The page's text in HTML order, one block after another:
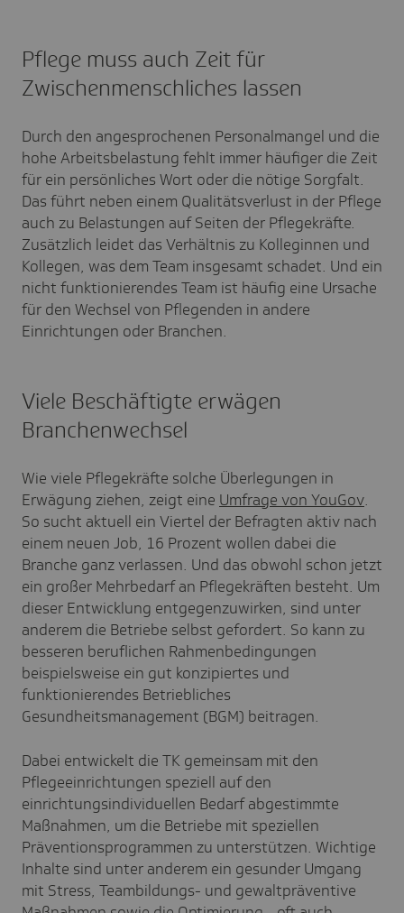
Pflege muss auch Zeit für
Zwischenmenschliches lassen
Durch den angesprochenen Personalmangel und die
hohe Arbeitsbelastung fehlt immer häufiger die Zeit
für ein persönliches Wort oder die nötige Sorgfalt.
Das führt neben einem Qualitätsverlust in der Pflege
auch zu Belastungen auf Seiten der Pflegekräfte.
Zusätzlich leidet das Verhältnis zu Kolleginnen und
Kollegen, was dem Team insgesamt schadet. Und ein
nicht funktionierendes Team ist häufig eine Ursache
für den Wechsel von Pflegenden in andere
Einrichtungen oder Branchen.
Viele Beschäftigte erwägen
Branchenwechsel
Wie viele Pflegekräfte solche Überlegungen in
Erwägung ziehen, zeigt eine Umfrage von YouGov.
So sucht aktuell ein Viertel der Befragten aktiv nach
einem neuen Job, 16 Prozent wollen dabei die
Branche ganz verlassen. Und das obwohl schon jetzt
ein großer Mehrbedarf an Pflegekräften besteht. Um
dieser Entwicklung entgegenzuwirken, sind unter
anderem die Betriebe selbst gefordert. So kann zu
besseren beruflichen Rahmenbedingungen
beispielsweise ein gut konzipiertes und
funktionierendes Betriebliches
Gesundheitsmanagement (BGM) beitragen.
Dabei entwickelt die TK gemeinsam mit den
Pflegeeinrichtungen speziell auf den
einrichtungsindividuellen Bedarf abgestimmte
Maßnahmen, um die Betriebe mit speziellen
Präventionsprogrammen zu unterstützen. Wichtige
Inhalte sind unter anderem ein gesunder Umgang
mit Stress, Teambildungs- und gewaltpräventive